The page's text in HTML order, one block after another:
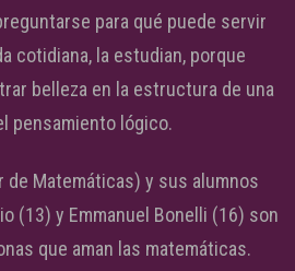
para qué puede servir
cotidiana, la estudian, porque
belleza en la estructura de una
pensamiento lógico.
de Matemáticas) y sus alumnos
(13) y Emmanuel Bonelli (16) son
que aman las matemáticas.